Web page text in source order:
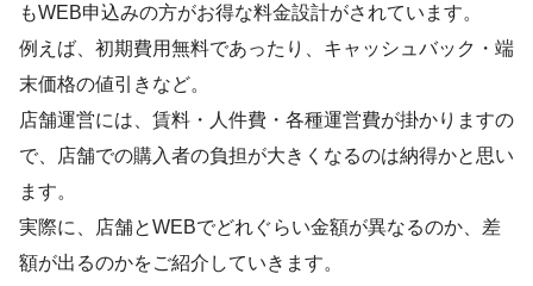
もWEB申込みの方がお得な料金設計がされています。
例えば、初期費用無料であったり、キャッシュバック・端
末価格の値引きなど。
店舗運営には、賃料・人件費・各種運営費が掛かりますの
で、店舗での購入者の負担が大きくなるのは納得かと思い
ます。
実際に、店舗とWEBでどれぐらい金額が異なるのか、差
額が出るのかをご紹介していきます。